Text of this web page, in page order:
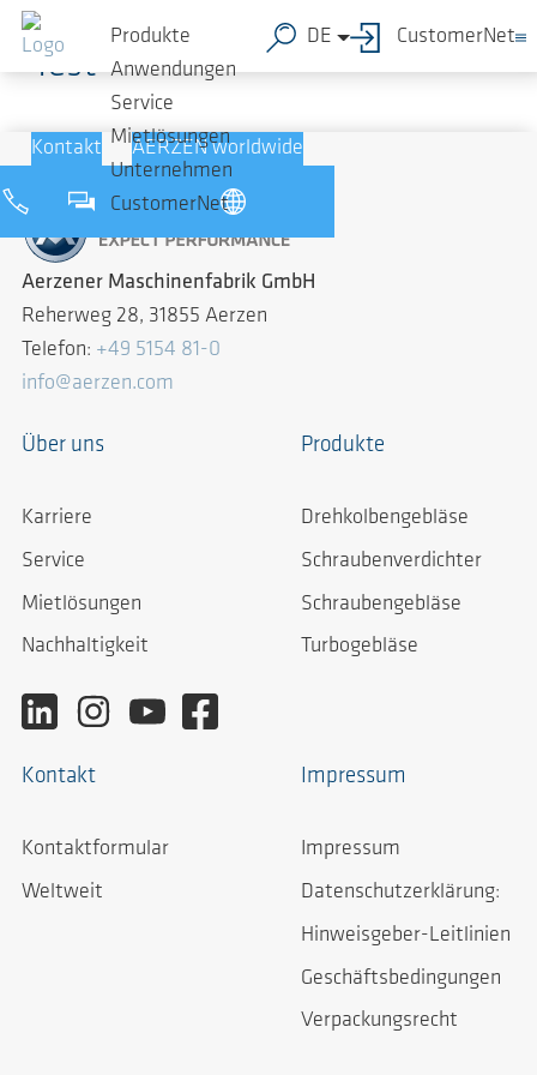
Zum Hauptinhalt springen
Produkte
Anwendungen
Service
Mietlösungen
Unternehmen
CustomerNet
DE CustomerNet
Machine Registration Form
Test
Kontakt AERZEN worldwide
Aerzener Maschinenfabrik GmbH
Reherweg 28, 31855 Aerzen
Telefon: +49 5154 81-0
info@aerzen.com
Über uns
Karriere
Service
Mietlösungen
Nachhaltigkeit
Produkte
Drehkolbengebläse
Schraubenverdichter
Schraubengebläse
Turbogebläse
Kontakt
Kontaktformular
Weltweit
Impressum
Impressum
Datenschutzerklärung:
Hinweisgeber-Leitlinien
Geschäftsbedingungen
Verpackungsrecht